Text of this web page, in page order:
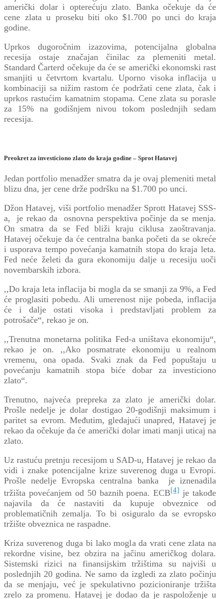
američki dolar i opterećuju zlato. Banka očekuje da će
cene zlata u proseku biti oko $1.700 po unci do kraja
godine.
Uprkos dugoročnim izazovima, potencijalna globalna
recesija ostaje značajan činilac za plemeniti metal.
Standard Čarterd očekuje da će se američki ekonomski rast
smanjiti u četvrtom kvartalu. Uporno visoka inflacija u
kombinaciji sa nižim rastom će podržati cene zlata, čak i
uprkos rastućim kamatnim stopama. Cene zlata su porasle
za 15% na godišnjem nivou tokom poslednjih sedam
recesija.
Preokret za investiciono zlato do kraja godine – Sprot Hatavej
Jedan portfolio menadžer smatra da je ovaj plemeniti metal
blizu dna, jer cene drže podršku na $1.700 po unci.
Džon Hatavej, viši portfolio menadžer Sprott Hatavej SSS-
a, je rekao da osnovna perspektiva počinje da se menja.
On smatra da se Fed bliži kraju ciklusa zaoštravanja.
Hatavej očekuje da će centralna banka početi da se okreće
i usporava tempo povećanja kamatnih stopa do kraja leta.
Fed neće želeti da gura ekonomiju dalje u recesiju uoči
novembarskih izbora.
,,Do kraja leta inflacija bi mogla da se smanji za 9%, a Fed
će proglasiti pobedu. Ali umerenost nije pobeda, inflacija
će i dalje ostati visoka i predstavljati problem za
potrošače“, rekao je on.
,,Trenutna monetarna politika Fed-a uništava ekonomiju“,
rekao je on. ,,Ako posmatrate ekonomiju u realnom
vremenu, ona opada. Svaki znak da Fed popuštaju u
povećanju kamatnih stopa biće dobar za investiciono
zlato“.
Trenutno, najveća prepreka za zlato je američki dolar.
Prošle nedelje je dolar dostigao 20-godišnji maksimum i
paritet sa evrom. Međutim, gledajući unapred, Hatavej je
rekao da očekuje da će američki dolar imati manji uticaj na
zlato.
Uz rastuću pretnju recesijom u SAD-u, Hatavej je rekao da
vidi i znake potencijalne krize suverenog duga u Evropi.
Prošle nedelje Evropska centralna banka je iznenadila
tržišta povećanjem od 50 baznih poena. ECB[4] je takođe
najavila da će nastaviti da kupuje obveznice od
problematičnih zemalja. To bi osiguralo da se evropsko
tržište obveznica ne raspadne.
Kriza suverenog duga bi lako mogla da vrati cene zlata na
rekordne visine, bez obzira na jačinu američkog dolara.
Sistemski rizici na finansijskim tržištima su najviši u
poslednjih 20 godina. Ne samo da izgledi za zlato počinju
da se menjaju, već je spekulativno pozicioniranje tržišta
zrelo za promenu. Hatavej je dodao da je raspoloženje u